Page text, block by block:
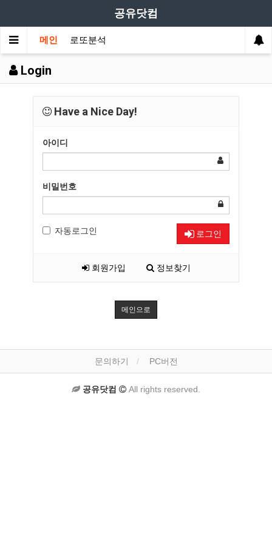
공유닷컴
메인 로또분석
Login
Have a Nice Day!
아이디
비밀번호
자동로그인 로그인
회원가입 정보찾기
메인으로
문의하기 PC버전
공유닷컴 All rights reserved.